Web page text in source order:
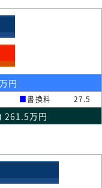
円
■書換料 27.5
261.5万円